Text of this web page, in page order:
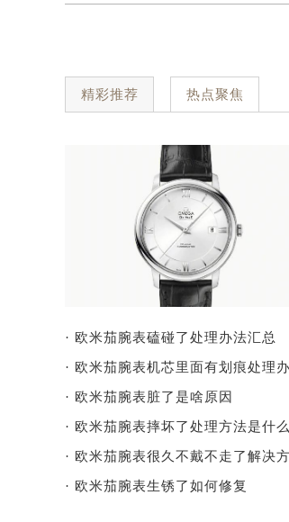
精彩推荐 热点聚焦
· 欧米茄腕表磕碰了处理办法汇总
· 欧米茄腕表脏了是啥原因
· 欧米茄腕表摔坏了处理方法是什么
· 欧米茄腕表生锈了如何修复